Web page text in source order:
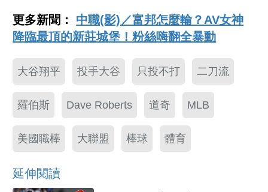
更多新聞： 中職(影)／富邦怎麼輸？AV女神
降臨最頂的新莊城堡！粉絲嗨翻全暴動
大谷翔平 投手大谷 只投不打 二刀流
羅伯斯 Dave Roberts 道奇 MLB
美國職棒 大聯盟 棒球 體育
延伸閱讀